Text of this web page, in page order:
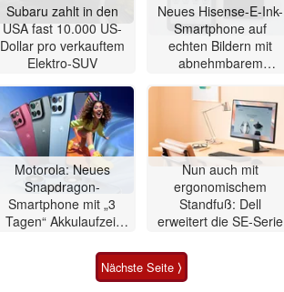
Subaru zahlt in den
USA fast 10.000 US-
Dollar pro verkauftem
Elektro-SUV
Neues Hisense-E-Ink-
Smartphone auf
echten Bildern mit
abnehmbarem
Motorola: Neues
Snapdragon-
Smartphone mit „3
Tagen“ Akkulaufzeit
Nun auch mit
ergonomischem
Standfuß: Dell
erweitert die SE-Serie
Nächste Seite ⟩